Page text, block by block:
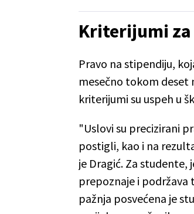
Kriterijumi
Pravo na stipendiju,
mesečno tokom deset
kriterijumi su uspeh u
"Uslovi su precizirani
postigli, kao i na
je Dragić. Za studente,
prepoznaje i
pažnja posvećena je